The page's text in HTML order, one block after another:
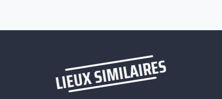
LIEUX SIMILAIRES